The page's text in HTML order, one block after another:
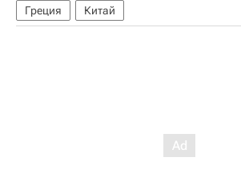
Греция
Китай